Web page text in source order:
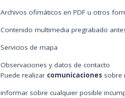
Archivos ofimáticos en PDF u otros
Contenido multimedia pregrabado
Servicios de mapa
Observaciones y datos de contacto
Puede realizar comunicaciones sobre
informar sobre cualquier posible